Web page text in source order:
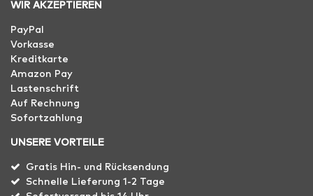
WIR AKZEPTIEREN
PayPal
Vorkasse
Kreditkarte
Amazon Pay
Lastenschrift
Auf Rechnung
Sofortzahlung
UNSERE VORTEILE
Gratis Hin- und Rücksendung
Schnelle Lieferung 1-2 Tage